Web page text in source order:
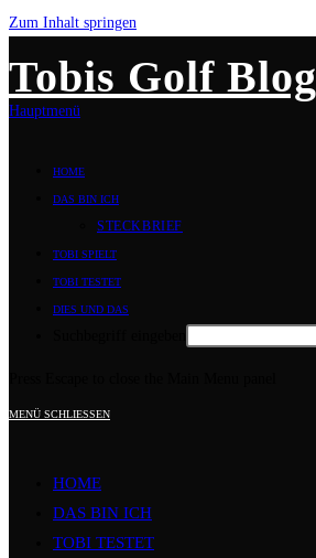
Zum Inhalt springen
Tobis Golf Blog
Hauptmenü
HOME
DAS BIN ICH
STECKBRIEF
TOBI SPIELT
TOBI TESTET
DIES UND DAS
MENÜ SCHLIESSEN
HOME
DAS BIN ICH
TOBI TESTET